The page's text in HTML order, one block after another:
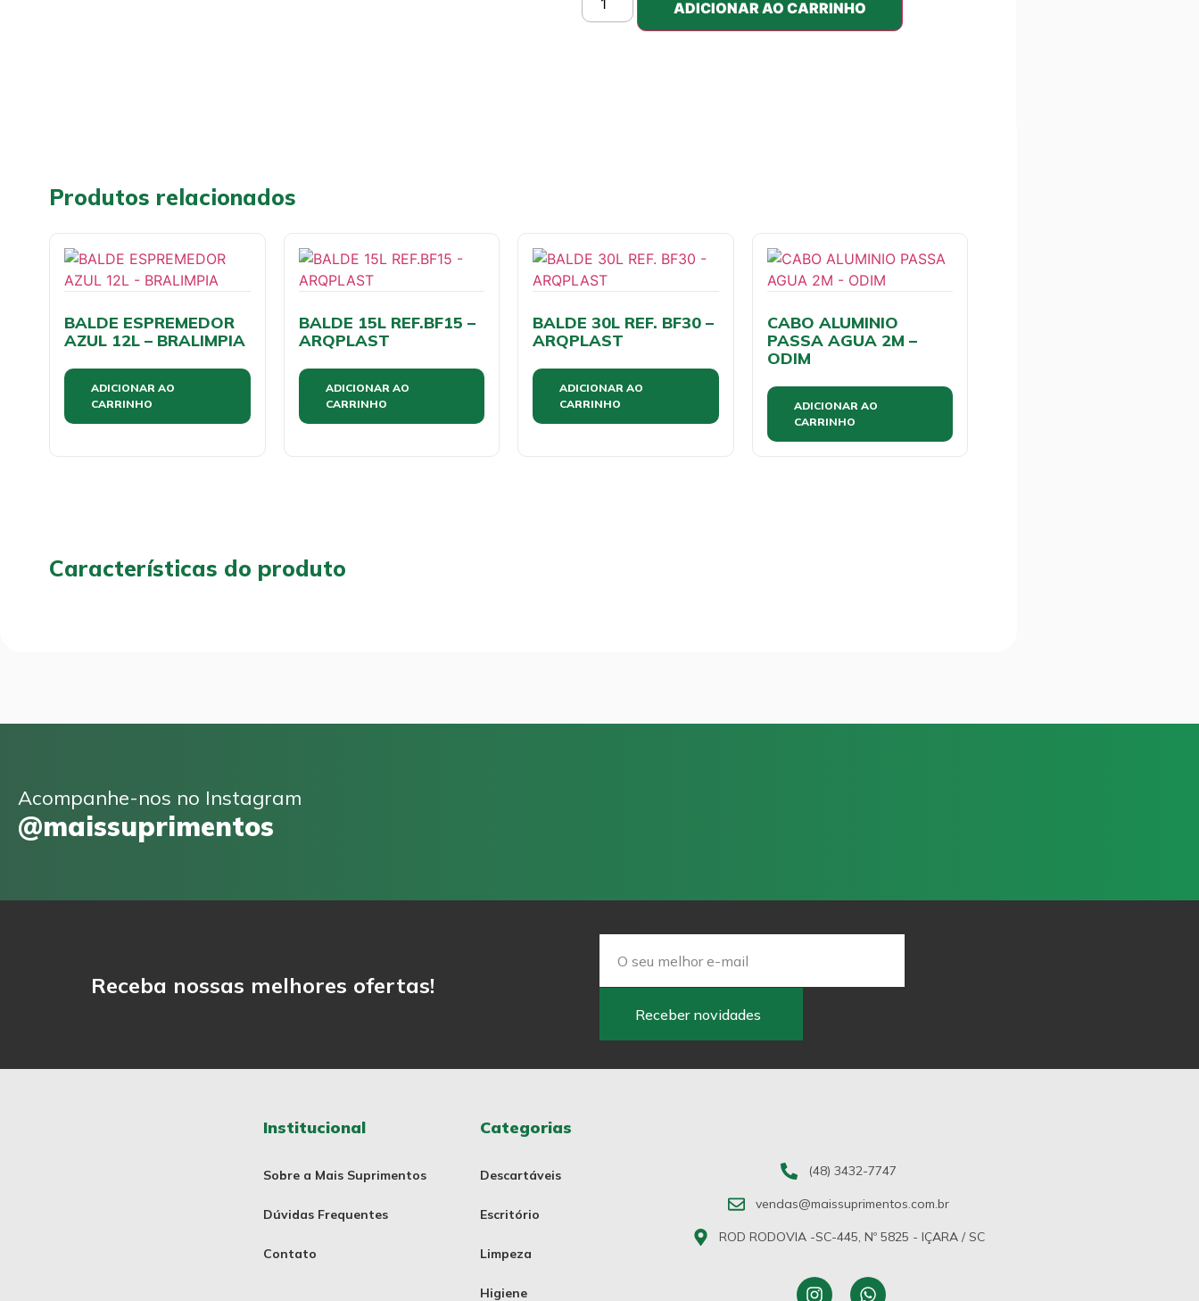
ADICIONAR AO CARRINHO
Produtos relacionados
BALDE ESPREMEDOR
AZUL 12L – BRALIMPIA
ADICIONAR AO
CARRINHO
BALDE 15L REF.BF15 –
ARQPLAST
ADICIONAR AO
CARRINHO
BALDE 30L REF. BF30 –
ARQPLAST
ADICIONAR AO
CARRINHO
CABO ALUMINIO
PASSA AGUA 2M –
ODIM
ADICIONAR AO
CARRINHO
Características do produto
Acompanhe-nos no Instagram
@maissuprimentos
Receba nossas melhores ofertas!
Receber novidades
Institucional
Sobre a Mais Suprimentos
Dúvidas Frequentes
Contato
Categorias
Descartáveis
Escritório
Limpeza
Higiene
(48) 3432-7747
vendas@maissuprimentos.com.br
ROD RODOVIA -SC-445, Nº 5825 - IÇARA / SC